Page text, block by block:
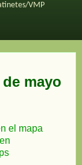
VMP
mayo